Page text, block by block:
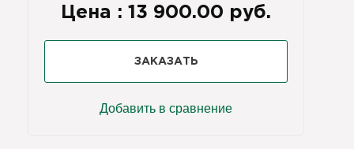
Цена : 13 900.00 руб.
ЗАКАЗАТЬ
Добавить в сравнение